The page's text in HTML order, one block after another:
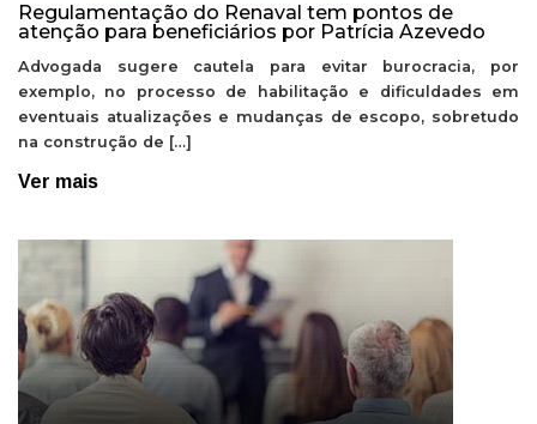
Regulamentação do Renaval tem pontos de
atenção para beneficiários por Patrícia Azevedo
Advogada sugere cautela para evitar burocracia, por
exemplo, no processo de habilitação e dificuldades em
eventuais atualizações e mudanças de escopo, sobretudo
na construção de […]
Ver mais